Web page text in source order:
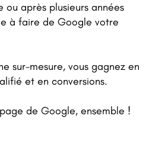
après plusieurs années
à faire de Google votre
sur-mesure, vous gagnez en
et en conversions.
de Google, ensemble !